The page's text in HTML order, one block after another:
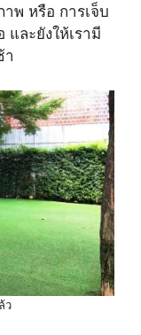
พ หรือ การเจ็บ
ละยังให้เรามี
า
ว